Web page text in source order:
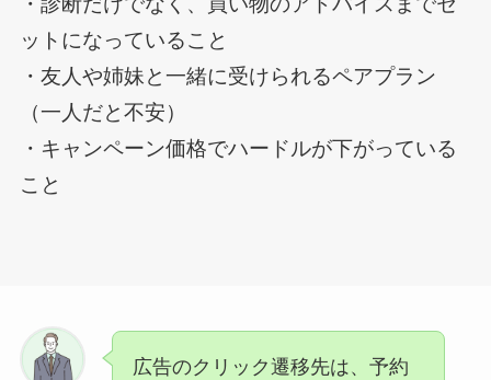
ットになっていること
・友人や姉妹と一緒に受けられるペアプラン
（一人だと不安）
・キャンペーン価格でハードルが下がっている
こと
広告のクリック遷移先は、予約